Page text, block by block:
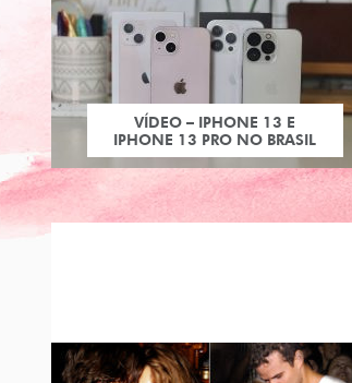
VÍDEO – IPHONE 13 E
IPHONE 13 PRO NO BRASIL